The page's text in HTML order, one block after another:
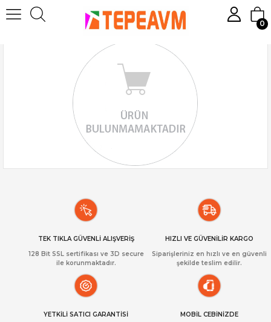
0
TEK TIKLA GÜVENLİ ALIŞVERİŞ
128 Bit SSL sertifikası ve 3D secure
ile korunmaktadır.
HIZLI VE GÜVENİLİR KARGO
Siparişleriniz en hızlı ve en güvenli
şekilde teslim edilir.
YETKİLİ SATICI GARANTİSİ
MOBİL CEBİNİZDE